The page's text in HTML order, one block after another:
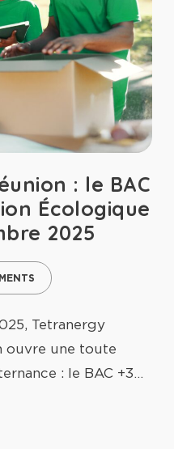
: le BAC
Écologique
2025
Tetranergy
ouvre une toute
: le BAC +3…